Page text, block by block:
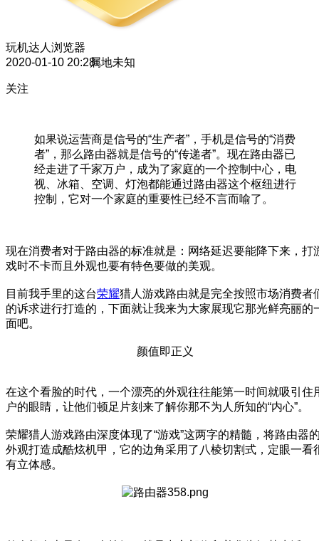
玩机达人 浏览器
2020-01-10 20:28属地未知
关注
如果说运营商是信号的“生产者”，手机是信号的“消费
者”，那么路由器就是信号的“传递者”。现在路由器已
经走进了千家万户，成为了家庭的一个控制中心，电
视、冰箱、空调、灯泡都能通过路由器这个枢纽进行
控制，它对一个家庭的重要性已经不言而喻了。
现在消费者对于路由器的标准就是：网络延迟要能降下来，打
戏时不卡而且外观也要有特色要做的美观。
目前我手里的这台荣耀猎人游戏路由就是完全按照市场消费者
的诉求进行打造的，下面就让我来为大家展现它那光鲜亮丽的
面吧。
颜值即正义
在这个看脸的时代，一个漂亮的外观往往能第一时间就吸引住
户的眼睛，让他们顿足片刻来了解你那不为人所知的“内心”。
荣耀猎人游戏路由深度体现了“游戏”这两字的精髓，将路由器
外观打造成酷炫机甲，它的边角采用了八棱切割式，定眼一看
有立体感。